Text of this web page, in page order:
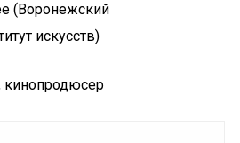
(Воронежский
искусств)
кинопродюсер